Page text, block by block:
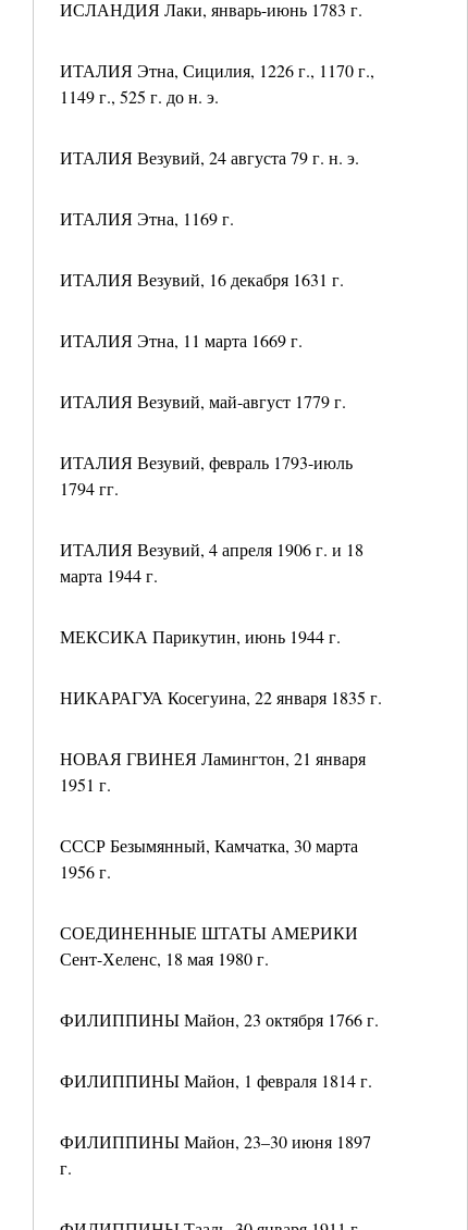
ИСЛАНДИЯ Лаки, январь-июнь 1783 г.
ИТАЛИЯ Этна, Сицилия, 1226 г., 1170 г.,
1149 г., 525 г. до н. э.
ИТАЛИЯ Везувий, 24 августа 79 г. н. э.
ИТАЛИЯ Этна, 1169 г.
ИТАЛИЯ Везувий, 16 декабря 1631 г.
ИТАЛИЯ Этна, 11 марта 1669 г.
ИТАЛИЯ Везувий, май-август 1779 г.
ИТАЛИЯ Везувий, февраль 1793-июль
1794 гг.
ИТАЛИЯ Везувий, 4 апреля 1906 г. и 18
марта 1944 г.
МЕКСИКА Парикутин, июнь 1944 г.
НИКАРАГУА Косегуина, 22 января 1835 г.
НОВАЯ ГВИНЕЯ Ламингтон, 21 января
1951 г.
СССР Безымянный, Камчатка, 30 марта
1956 г.
СОЕДИНЕННЫЕ ШТАТЫ АМЕРИКИ
Сент-Хеленс, 18 мая 1980 г.
ФИЛИППИНЫ Майон, 23 октября 1766 г.
ФИЛИППИНЫ Майон, 1 февраля 1814 г.
ФИЛИППИНЫ Майон, 23–30 июня 1897
г.